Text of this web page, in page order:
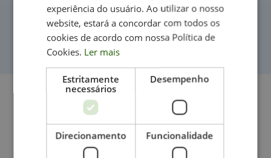
Escuta e orientação profissional para pais, mães e
cuidadores
Treinamos
Cérebros,
FortalecemosMentes,
experiência do usuário. Ao utilizar o nosso
website, estará a concordar com todos os
cookies de acordo com nossa Política de
Cookies. Ler mais
Estritamente
necessários
Desempenho
Direcionamento Funcionalidade